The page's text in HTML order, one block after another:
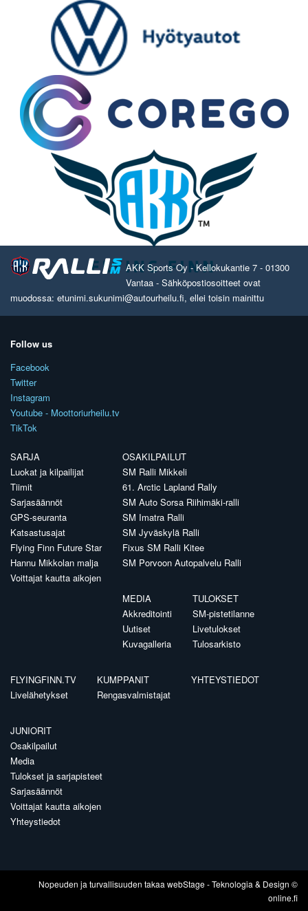
AKK Sports Oy - Kellokukantie 7 - 01300
Vantaa - Sähköpostiosoitteet ovat
muodossa: etunimi.sukunimi@autourheilu.fi, ellei toisin mainittu
Follow us
Facebook
Twitter
Instagram
Youtube - Moottoriurheilu.tv
TikTok
SARJA
Luokat ja kilpailijat
Tiimit
Sarjasäännöt
GPS-seuranta
Katsastusajat
Flying Finn Future Star
Hannu Mikkolan malja
Voittajat kautta aikojen
OSAKILPAILUT
SM Ralli Mikkeli
61. Arctic Lapland Rally
SM Auto Sorsa Riihimäki-ralli
SM Imatra Ralli
SM Jyväskylä Ralli
Fixus SM Ralli Kitee
SM Porvoon Autopalvelu Ralli
MEDIA
Akkreditointi
Uutiset
Kuvagalleria
TULOKSET
SM-pistetilanne
Livetulokset
Tulosarkisto
FLYINGFINN.TV
Livelähetykset
KUMPPANIT
Rengasvalmistajat
YHTEYSTIEDOT
JUNIORIT
Osakilpailut
Media
Tulokset ja sarjapisteet
Sarjasäännöt
Voittajat kautta aikojen
Yhteystiedot
Nopeuden ja turvallisuuden takaawebStage- Teknologia & Design ©
online.fi